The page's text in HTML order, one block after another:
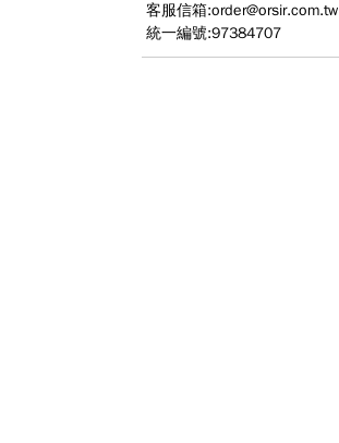
客服信箱:order@orsir.com.tw
統一編號:97384707